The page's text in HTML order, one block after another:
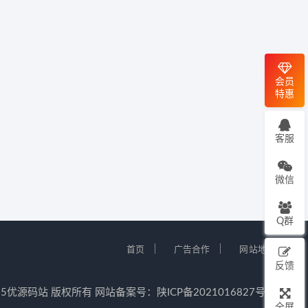
首页 广告合作 网站地图
源码站 版权所有 网站备案号： 陕ICP备2021016827号-5
会员
特惠
客服
微信
Q群
反馈